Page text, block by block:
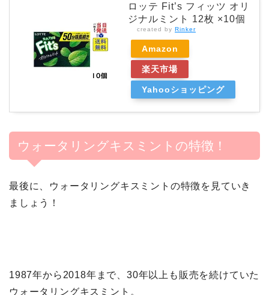
ロッテ Fit’s フィッツ オリ
ジナルミント 12枚 ×10個
created by Rinker
Amazon
楽天市場
Yahooショッピング
ウォータリングキスミントの特徴！
最後に、ウォータリングキスミントの特徴を見ていき
ましょう！
1987年から2018年まで、30年以上も販売を続けていた
ウォータリングキスミント。